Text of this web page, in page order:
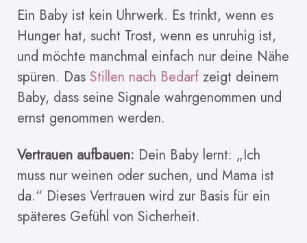
Ein Baby ist kein Uhrwerk. Es trinkt, wenn es
Hunger hat, sucht Trost, wenn es unruhig ist,
und möchte manchmal einfach nur deine Nähe
spüren. Das Stillen nach Bedarf zeigt deinem
Baby, dass seine Signale wahrgenommen und
ernst genommen werden.
Vertrauen aufbauen: Dein Baby lernt: „Ich
muss nur weinen oder suchen, und Mama ist
da.“ Dieses Vertrauen wird zur Basis für ein
späteres Gefühl von Sicherheit.